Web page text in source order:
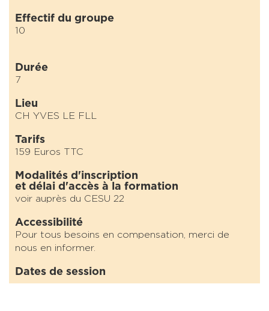
Effectif du groupe
10
Durée
7
Lieu
CH YVES LE FLL
Tarifs
159 Euros TTC
Modalités d'inscription
et délai d'accès à la formation
voir auprès du CESU 22
Accessibilité
Pour tous besoins en compensation, merci de
nous en informer.
Dates de session